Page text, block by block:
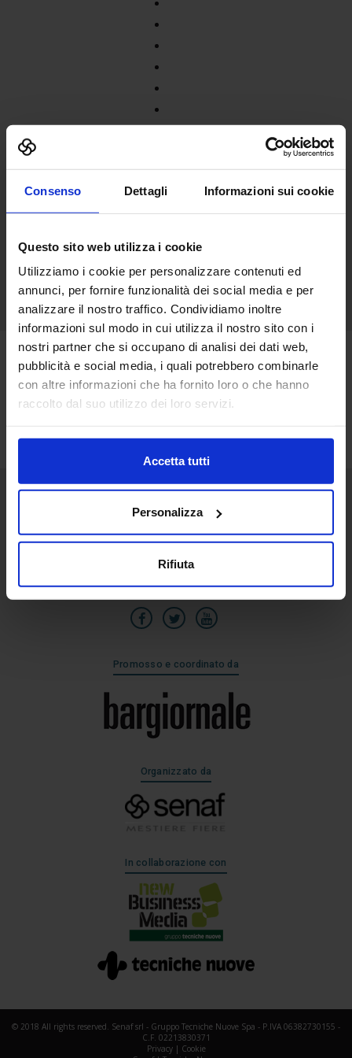
Consenso Dettagli Informazioni sui cookie
Questo sito web utilizza i cookie
Utilizziamo i cookie per personalizzare contenuti ed
annunci, per fornire funzionalità dei social media e per
analizzare il nostro traffico. Condividiamo inoltre
informazioni sul modo in cui utilizza il nostro sito con i
nostri partner che si occupano di analisi dei dati web,
pubblicità e social media, i quali potrebbero combinarle
con altre informazioni che ha fornito loro o che hanno
raccolto dal suo utilizzo dei loro servizi.
Accetta tutti
Personalizza
Rifiuta
29
Giu
Senaf srl
Via Eritrea 21/A
20157 | Milano | Italia
Promosso e coordinato da
Organizzato da
In collaborazione con
© 2018 All rights reserved. Senaf srl - Gruppo Tecniche Nuove Spa - P.IVA 06382730155 -
C.F. 02213830371
Privacy| Cookie